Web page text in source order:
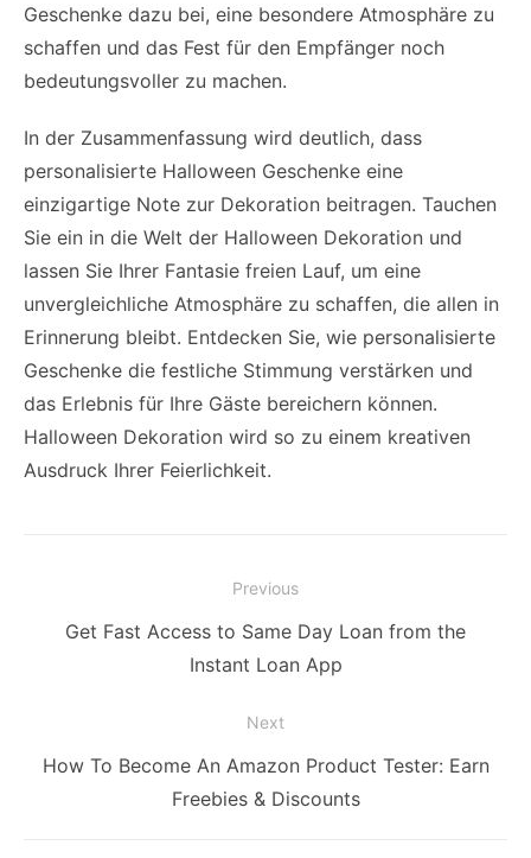
Geschenke dazu bei, eine besondere Atmosphäre zu
schaffen und das Fest für den Empfänger noch
bedeutungsvoller zu machen.
In der Zusammenfassung wird deutlich, dass
personalisierte Halloween Geschenke eine
einzigartige Note zur Dekoration beitragen. Tauchen
Sie ein in die Welt der Halloween Dekoration und
lassen Sie Ihrer Fantasie freien Lauf, um eine
unvergleichliche Atmosphäre zu schaffen, die allen in
Erinnerung bleibt. Entdecken Sie, wie personalisierte
Geschenke die festliche Stimmung verstärken und
das Erlebnis für Ihre Gäste bereichern können.
Halloween Dekoration wird so zu einem kreativen
Ausdruck Ihrer Feierlichkeit.
navigation
Previous
Previous
Get Fast Access to Same Day Loan from the
Instant Loan App
Next
Next
How To Become An Amazon Product Tester: Earn
Freebies & Discounts